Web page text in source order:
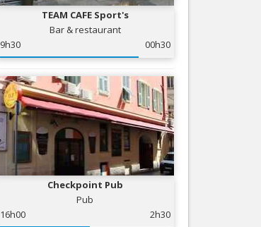
TEAM CAFE Sport's
Bar & restaurant
9h30
00h30
Checkpoint Pub
Pub
16h00
2h30